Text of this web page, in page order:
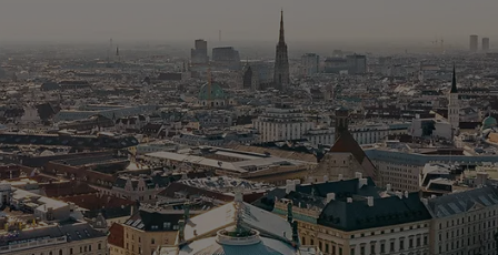
へ
ジ
の
ト
ッ
プ
へ
非
表
示